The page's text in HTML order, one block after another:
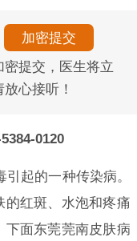
提交，医生将立
放心接听！
0120
起的一种传染病。
的红斑、水泡和疼痛
下面东莞莞南皮肤病